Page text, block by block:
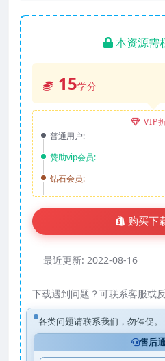
本资源需
15学分
VIP
普通用户:
赞助vip会员:
钻石会员:
购买下
最近更新: 2022-08-16
下载遇到问题？可联系客服或
各类问题请联系我们，勿催促。
售后